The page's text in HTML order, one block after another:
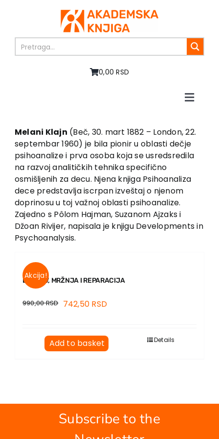
0,00 RSD
Toggle
About us
Books
In preparation
Sale
Authors
News
EU PROJECTS
Contact
Melani Klajn (Beč, 30. mart 1882 – London, 22.
septembar 1960) je bila pionir u oblasti dečje
psihoanalize i prva osoba koja se usredsredila
na razvoj analitičkih tehnika specifično
osmišljenih za decu. Njena knjiga Psihoanaliza
dece predstavlja iscrpan izveštaj o njenom
doprinosu u toj važnoj oblasti psihoanalize.
Zajedno s Pôlom Hajman, Suzanom Ajzaks i
Džoan Rivijer, napisala je knjigu Developments in
Psychoanalysis.
Akcija!
LJUBAV, MRŽNJA I REPARACIJA
990,00RSD 742,50 RSD
Add to basket Details
Subscribe to the